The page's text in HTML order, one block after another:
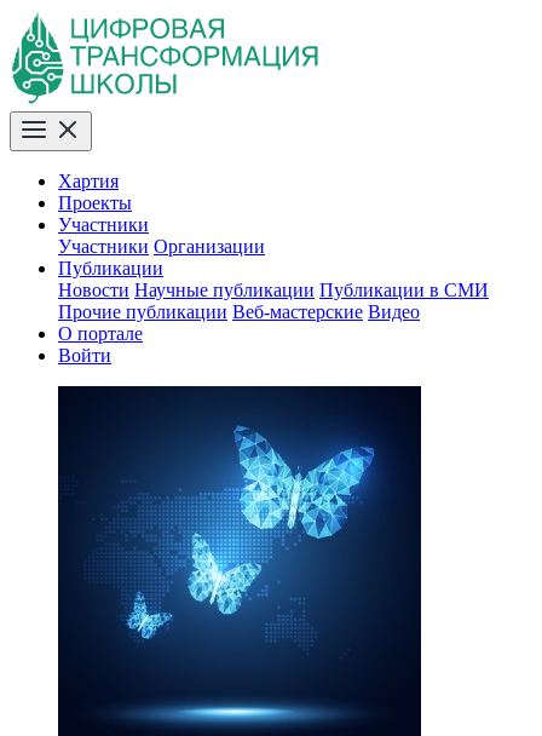
Хартия
Проекты
Участники
Участники Организации
Публикации
Новости Научные публикации Публикации в СМИ
Прочие публикации Веб-мастерские Видео
О портале
Войти